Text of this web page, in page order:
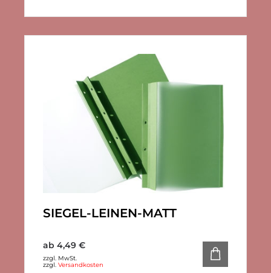
SIEGEL-LEINEN-MATT
ab 4,49 €
zzgl. MwSt.
zzgl. Versandkosten